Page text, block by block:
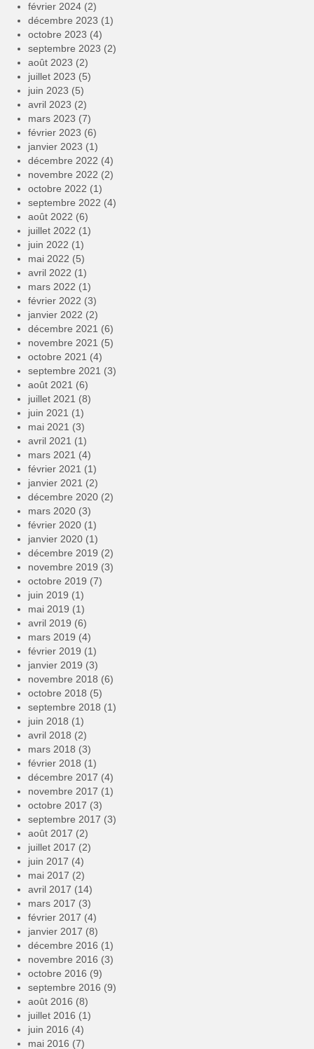
février 2024 (2)
décembre 2023 (1)
octobre 2023 (4)
septembre 2023 (2)
août 2023 (2)
juillet 2023 (5)
juin 2023 (5)
avril 2023 (2)
mars 2023 (7)
février 2023 (6)
janvier 2023 (1)
décembre 2022 (4)
novembre 2022 (2)
octobre 2022 (1)
septembre 2022 (4)
août 2022 (6)
juillet 2022 (1)
juin 2022 (1)
mai 2022 (5)
avril 2022 (1)
mars 2022 (1)
février 2022 (3)
janvier 2022 (2)
décembre 2021 (6)
novembre 2021 (5)
octobre 2021 (4)
septembre 2021 (3)
août 2021 (6)
juillet 2021 (8)
juin 2021 (1)
mai 2021 (3)
avril 2021 (1)
mars 2021 (4)
février 2021 (1)
janvier 2021 (2)
décembre 2020 (2)
mars 2020 (3)
février 2020 (1)
janvier 2020 (1)
décembre 2019 (2)
novembre 2019 (3)
octobre 2019 (7)
juin 2019 (1)
mai 2019 (1)
avril 2019 (6)
mars 2019 (4)
février 2019 (1)
janvier 2019 (3)
novembre 2018 (6)
octobre 2018 (5)
septembre 2018 (1)
juin 2018 (1)
avril 2018 (2)
mars 2018 (3)
février 2018 (1)
décembre 2017 (4)
novembre 2017 (1)
octobre 2017 (3)
septembre 2017 (3)
août 2017 (2)
juillet 2017 (2)
juin 2017 (4)
mai 2017 (2)
avril 2017 (14)
mars 2017 (3)
février 2017 (4)
janvier 2017 (8)
décembre 2016 (1)
novembre 2016 (3)
octobre 2016 (9)
septembre 2016 (9)
août 2016 (8)
juillet 2016 (1)
juin 2016 (4)
mai 2016 (7)